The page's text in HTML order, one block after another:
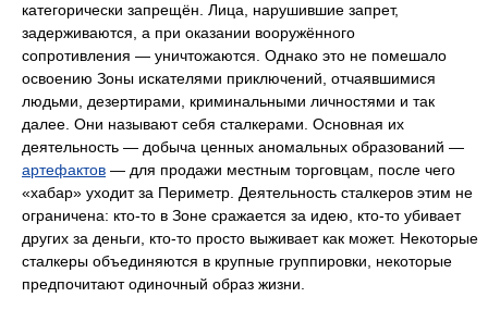
категорически запрещён. Лица, нарушившие запрет,
задерживаются, а при оказании вооружённого
сопротивления — уничтожаются. Однако это не помешало
освоению Зоны искателями приключений, отчаявшимися
людьми, дезертирами, криминальными личностями и так
далее. Они называют себя сталкерами. Основная их
деятельность — добыча ценных аномальных образований —
артефактов — для продажи местным торговцам, после чего
«хабар» уходит за Периметр. Деятельность сталкеров этим не
ограничена: кто-то в Зоне сражается за идею, кто-то убивает
других за деньги, кто-то просто выживает как может. Некоторые
сталкеры объединяются в крупные группировки, некоторые
предпочитают одиночный образ жизни.